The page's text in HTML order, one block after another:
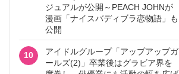
ジュアルが公開～PEACH JOHNが
漫画「ナイスバディブラ恋物語」も
公開
10
アイドルグループ「アップアップガ
ールズ(2)」卒業後はグラビア界を